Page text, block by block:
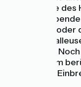
Atmosphäre
von Antifer
geprägte
bewundern.
kommen zum
Gentleman-